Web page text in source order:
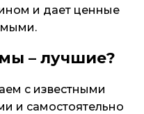
и дает ценные
– лучшие?
с известными
и самостоятельно